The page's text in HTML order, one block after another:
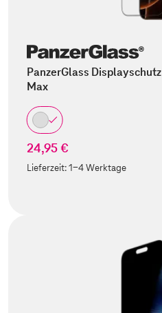
PanzerGlass
Max
24,95 €
Lieferzeit:1-4 Werktage